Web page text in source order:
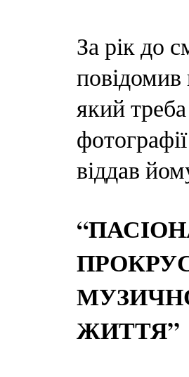
За рік до
повідомив
який
віддав
ЖИТТЯ”